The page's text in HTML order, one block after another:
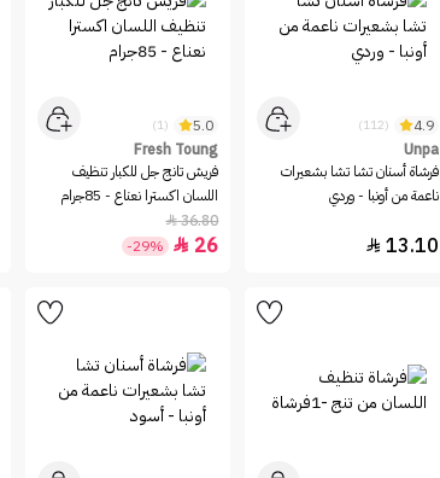
4.9
(112)
Unpa
فرشاة أسنان تشا تشا بشعيرات
ناعمة من أونبا - وردي
13.10

5.0
(1)
Fresh Toung
فريش تانج جل للكبار تنظيف
اللسان اكسترا نعناع - 85جرام
36.80

26

-29%